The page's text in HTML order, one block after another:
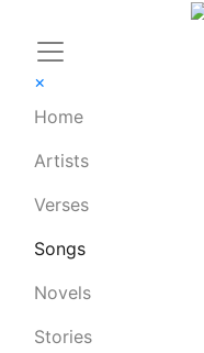
×
Home
Artists
Verses
Songs
Novels
Stories